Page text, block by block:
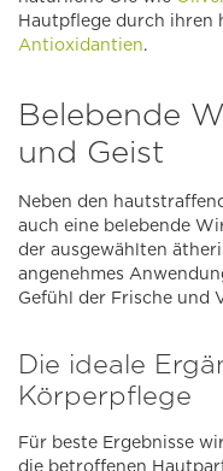
Hautpflege durch ihren
Antioxidantien.
Belebende
und Geist
Neben den
auch eine belebende
der ausgewählten
angenehmes
Gefühl der Frische und
Die ideale
Körperpflege
Für beste Ergebnisse
die betroffenen